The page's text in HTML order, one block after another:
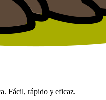
Fácil, rápido y eficaz.